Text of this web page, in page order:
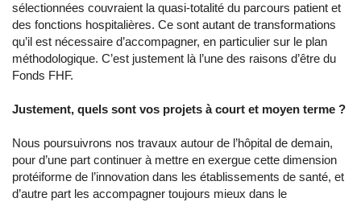
sélectionnées couvraient la quasi-totalité du parcours patient et
des fonctions hospitalières. Ce sont autant de transformations
qu’il est nécessaire d’accompagner, en particulier sur le plan
méthodologique. C’est justement là l’une des raisons d’être du
Fonds FHF.
Justement, quels sont vos projets à court et moyen terme ?
Nous poursuivrons nos travaux autour de l’hôpital de demain,
pour d’une part continuer à mettre en exergue cette dimension
protéiforme de l’innovation dans les établissements de santé, et
d’autre part les accompagner toujours mieux dans le